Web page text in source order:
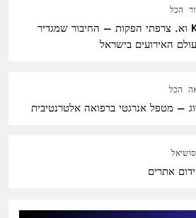
הכל
Kobca Pro וא. צרפתי הפקות – החיבור שמגדיר
האירועים בישראל
הכל
– מטפל אנרגטי ברפואה אלטרנטיבית